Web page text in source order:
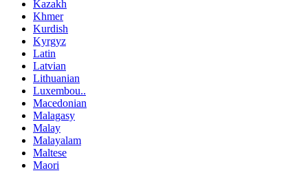
Kazakh
Khmer
Kurdish
Kyrgyz
Latin
Latvian
Lithuanian
Luxembou..
Macedonian
Malagasy
Malay
Malayalam
Maltese
Maori